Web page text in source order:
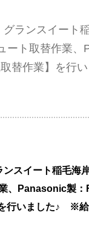
グランスイート
ート取替作業、
取替作業】を行
ンスイート稲毛海
、Panasonic製：
行いました♪ ※